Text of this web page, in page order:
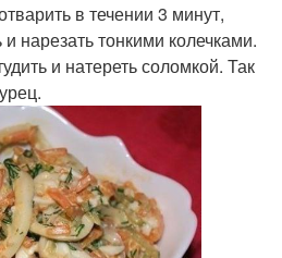
в течении 3 минут,
нарезать тонкими колечками.
и натереть соломкой. Так